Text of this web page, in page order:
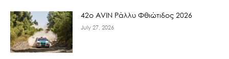
42ο AVIN Ράλλυ Φθιώτιδος 2026
July 27, 2026